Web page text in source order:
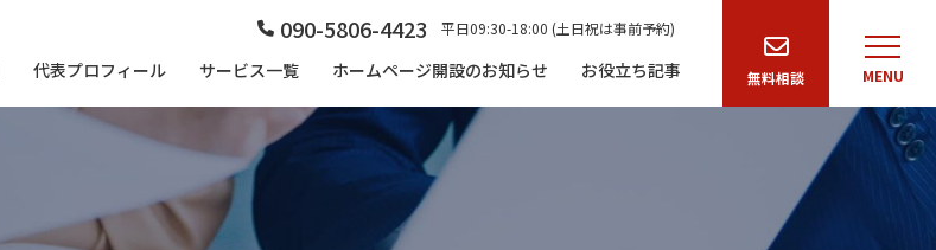
090-5806-4423 平日09:30-18:00 (土日祝は事前予約)
代表プロフィール サービス一覧 ホームページ開設のお知らせ お役立ち記事 無料相談 MENU
プロフィール
サービス・料金